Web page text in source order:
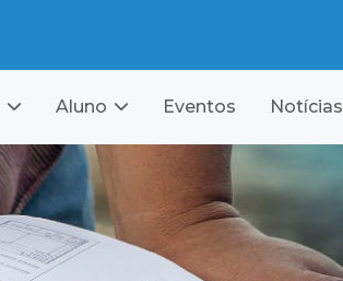
Aluno Eventos Notícias